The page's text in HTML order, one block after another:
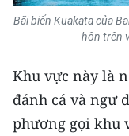
Bãi biển Kuakata của
hôn trên
Khu vực này là
đánh cá và ngư
phương gọi khu